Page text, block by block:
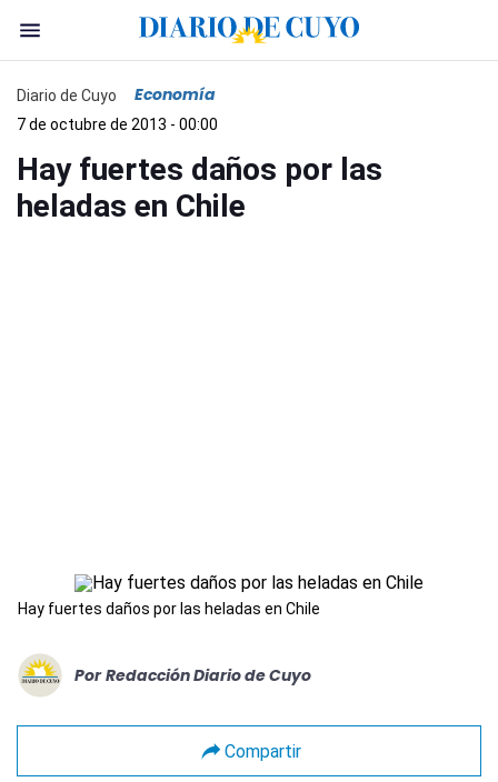
Diario de Cuyo Economía
7 de octubre de 2013 - 00:00
Hay fuertes daños por las
heladas en Chile
Hay fuertes daños por las heladas en Chile
Por Redacción Diario de Cuyo
Compartir